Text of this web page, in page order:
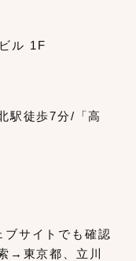
ル 1F
駅徒歩7分/「高
サイト でも確認
→東京都、立川